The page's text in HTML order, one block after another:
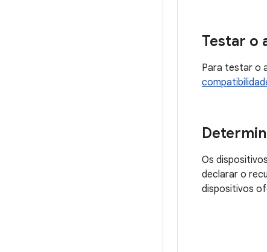
Testar o
Para testar o
Os
declarar o
dispositivos